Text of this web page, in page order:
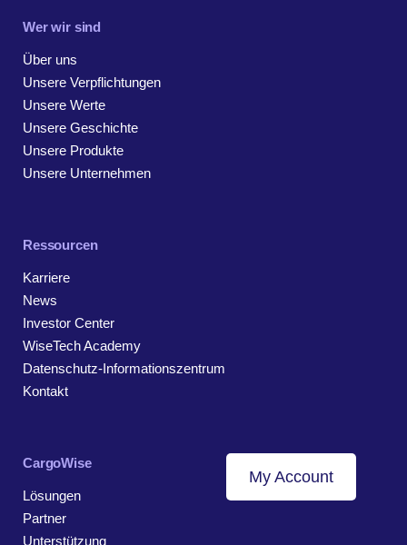
Wer wir sind
Über uns
Unsere Verpflichtungen
Unsere Werte
Unsere Geschichte
Unsere Produkte
Unsere Unternehmen
Ressourcen
Karriere
News
Investor Center
WiseTech Academy
Datenschutz-Informationszentrum
Kontakt
CargoWise
Lösungen
Partner
Unterstützung
My Account